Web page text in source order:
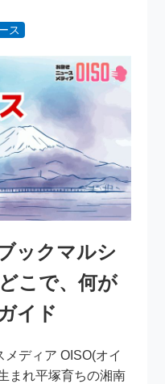
ス
ックマルシ
こで、何が
イド
ディア OISO(オイ
まれ平塚育ちの湘南